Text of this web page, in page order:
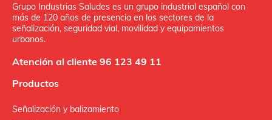
Grupo Industrias Saludes es un grupo industrial español con
más de 120 años de presencia en los sectores de la
señalización, seguridad vial, movilidad y equipamientos
urbanos.
Atención al cliente 96 123 49 11
Productos
Señalización y balizamiento